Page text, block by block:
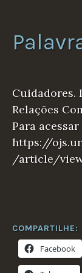
Cuidadores.
Relações
Para
https://
/article/
COMPARTILHE:
Facebook